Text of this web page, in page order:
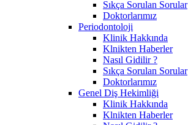
Sıkça Sorulan Sorular
Doktorlarımız
Periodontoloji
Klinik Hakkında
Klnikten Haberler
Nasıl Gidilir ?
Sıkça Sorulan Sorular
Doktorlarımız
Genel Diş Hekimliği
Klinik Hakkında
Klnikten Haberler